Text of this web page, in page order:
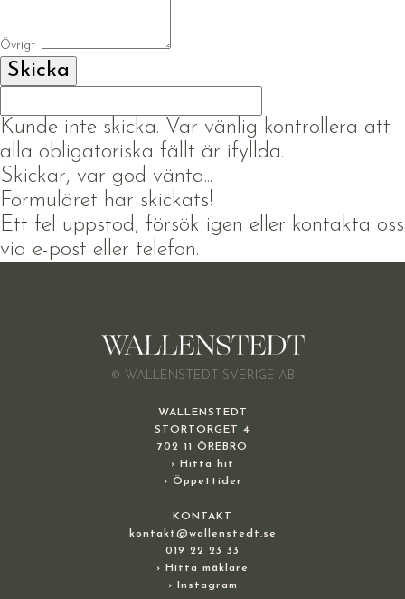
Övrigt
Kunde inte skicka. Var vänlig kontrollera att
alla obligatoriska fällt är ifyllda.
Skickar, var god vänta...
Formuläret har skickats!
Ett fel uppstod, försök igen eller kontakta oss
via e-post eller telefon.
© WALLENSTEDT SVERIGE AB
WALLENSTEDT
STORTORGET 4
702 11 ÖREBRO
› Hitta hit
› Öppettider
KONTAKT
kontakt@wallenstedt.se
019 22 23 33
› Hitta mäklare
› Instagram